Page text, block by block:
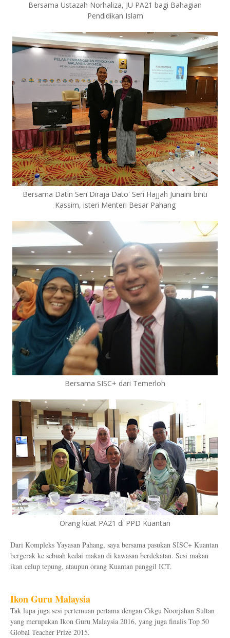
Bersama Ustazah Norhaliza, JU PA21 bagi Bahagian
Pendidikan Islam
Bersama Datin Seri Diraja Dato' Seri Hajjah Junaini binti
Kassim, isteri Menteri Besar Pahang
Bersama SISC+ dari Temerloh
Orang kuat PA21 di PPD Kuantan
Dari Kompleks Yayasan Pahang, saya bersama pasukan SISC+ Kuantan
bergerak ke sebuah kedai makan di kawasan berdekatan. Sesi makan
ikan celup tepung, ataupun orang Kuantan panggil ICT.
Ikon Guru Malaysia
Tak lupa juga sesi pertemuan pertama dengan Cikgu Noorjahan Sultan
yang merupakan Ikon Guru Malaysia 2016, yang juga finalis Top 50
Global Teacher Prize 2015.